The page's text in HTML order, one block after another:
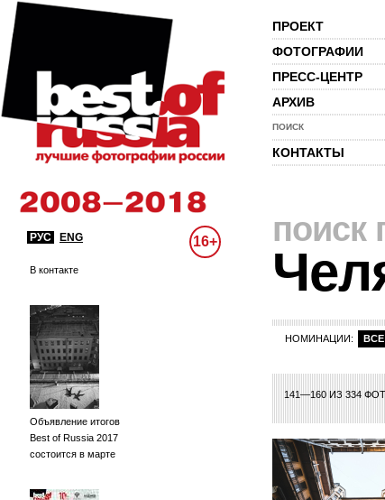
ПРОЕКТ
ФОТОГРАФИИ
ПРЕСС-ЦЕНТР
АРХИВ
ПОИСК
КОНТАКТЫ
РУС ENG 16+
В контакте
Объявление итогов
Best of Russia 2017
состоится в марте
поиск
НОМИНАЦИИ: ВСЕ
141—160 ИЗ 334